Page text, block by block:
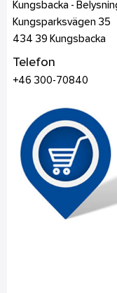
Kungsbacka -
Kungsparksvägen 35
434 39 Kungsbacka
Telefon
+46 300-70840